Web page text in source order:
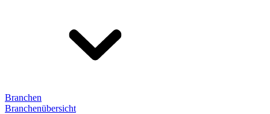
Branchen
Branchenübersicht